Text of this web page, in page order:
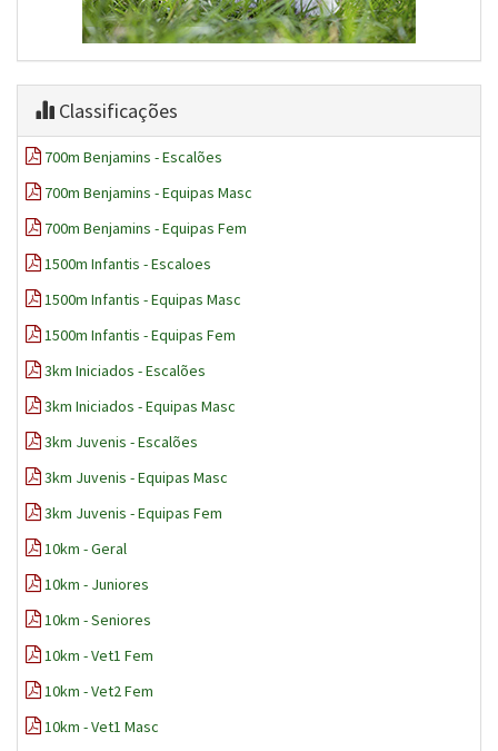
Classificações
700m Benjamins - Escalões
700m Benjamins - Equipas Masc
700m Benjamins - Equipas Fem
1500m Infantis - Escaloes
1500m Infantis - Equipas Masc
1500m Infantis - Equipas Fem
3km Iniciados - Escalões
3km Iniciados - Equipas Masc
3km Juvenis - Escalões
3km Juvenis - Equipas Masc
3km Juvenis - Equipas Fem
10km - Geral
10km - Juniores
10km - Seniores
10km - Vet1 Fem
10km - Vet2 Fem
10km - Vet1 Masc